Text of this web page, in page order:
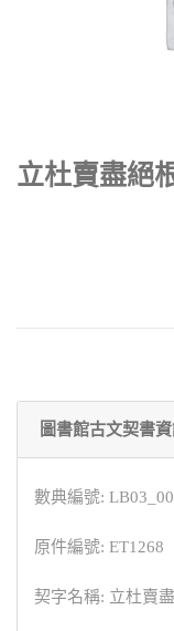
立杜賣盡絕
圖書館古文契書
數典編號:
原件編號: ET1268
契字名稱: 立杜賣